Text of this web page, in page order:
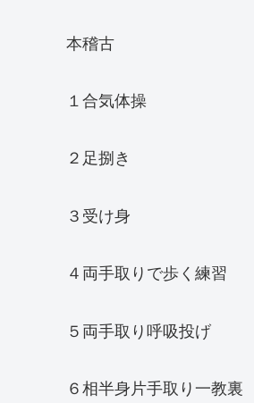
本稽古
１合気体操
２足捌き
３受け身
４両手取りで歩く練習
５両手取り呼吸投げ
６相半身片手取り一教裏